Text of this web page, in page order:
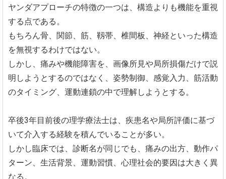
ヤンダアプローチの特徴の一つは、構造よりも機能を重視
する点である。
もちろん骨、関節、筋、靱帯、椎間板、神経といった構造
を無視するわけではない。
しかし、痛みや機能障害を、画像所見や局所損傷だけで説
明しようとするのではなく、姿勢制御、感覚入力、筋活動
のタイミング、運動連鎖の中で理解しようとする。
卒後3年目前後の理学療法士は、疾患名や局所評価に基づ
いて介入する経験を積んでいることが多い。
しかし臨床では、診断名が同じでも、痛みの出方、動作パ
ターン、生活背景、運動習慣、心理社会的要因は大きく異
なる。